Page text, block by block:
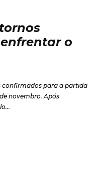
o
confirmados para a partida
novembro. Após